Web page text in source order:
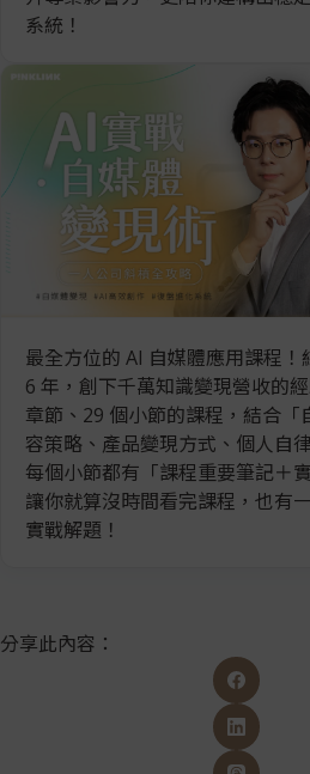
系統！
最全方位的 AI 自媒體應用課程！
6 年，創下千萬知識變現營收的
章節、29 個小節的課程，結合「
容策略、產品變現方式、個人自
每個小節都有「課程重要筆記＋
讓你就算沒時間看完課程，也有
實戰解題！
分享此內容：